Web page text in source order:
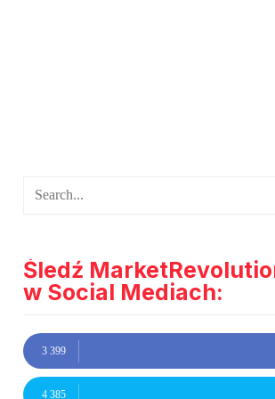
Śledź
w Social Mediach:
3 399
4 385